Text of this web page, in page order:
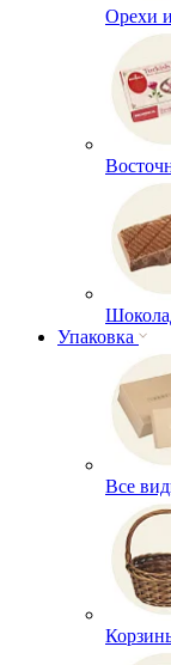
Орехи
Упаковка
Все